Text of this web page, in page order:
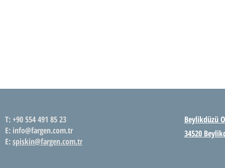
T: +90 554 491 85 23
E: info@fargen.com.tr
E:spiskin@fargen.com.tr
Beylikdüzü
34520